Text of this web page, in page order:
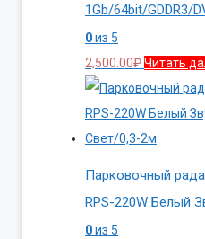
1Gb/64bit/GDDR3/
0из 5
2,500.00₽Читать
Парковочный
RPS-220W Белый
0из 5